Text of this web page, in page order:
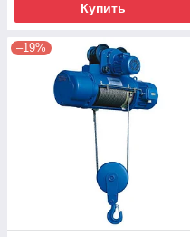
Купить
–19%